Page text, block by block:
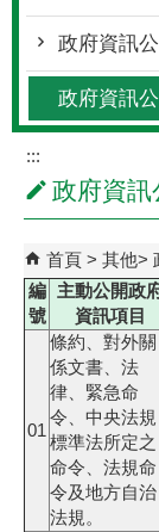
政府資訊
政府資訊
:::
政府資訊
首頁 其他
編
號
主動公開政
資訊項目
01
條約、對外關
係文書、法
律、緊急命
令、中央法規
標準法所定之
命令、法規命
令及地方自治
法規。